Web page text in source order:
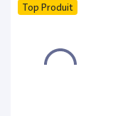
Top Produit